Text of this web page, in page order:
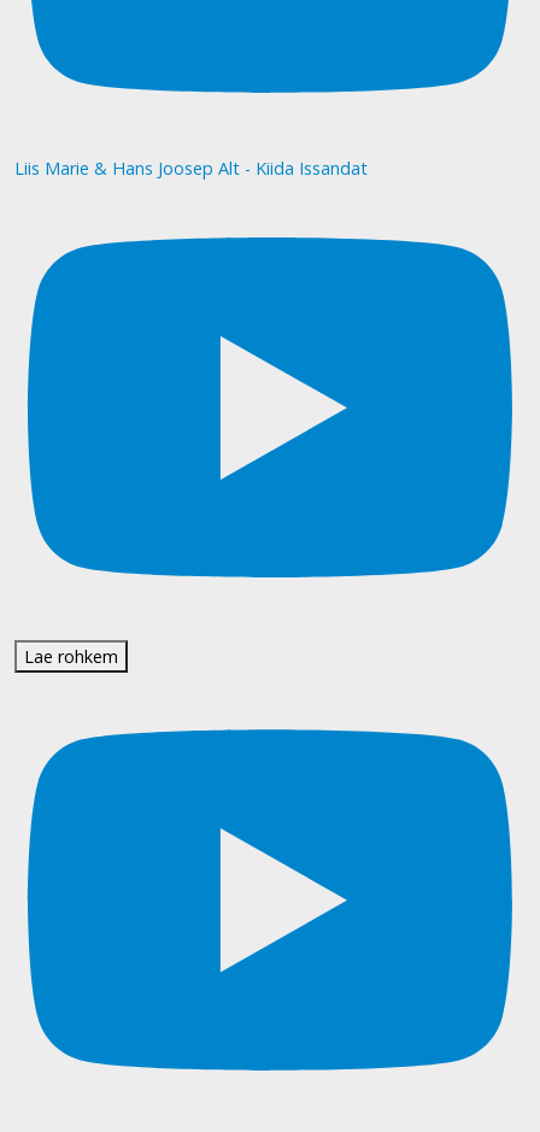
Liis Marie & Hans Joosep Alt - Kiida Issandat
Lae rohkem